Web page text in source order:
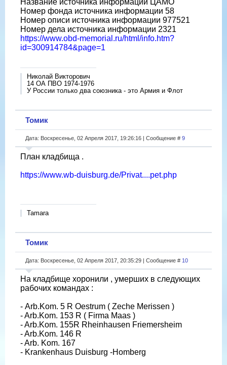
Название источника информации ЦАМО
Номер фонда источника информации 58
Номер описи источника информации 977521
Номер дела источника информации 2321
https://www.obd-memorial.ru/html/info.htm?
id=300914784&page=1
Николай Викторович
14 ОА ПВО 1974-1976
У России только два союзника - это Армия и Флот
Томик
Дата: Воскресенье, 02 Апреля 2017, 19:26:16 | Сообщение # 9
План кладбища .
https://www.wb-duisburg.de/Privat....pet.php
Tamara
Томик
Дата: Воскресенье, 02 Апреля 2017, 20:35:29 | Сообщение # 10
На кладбище хоронили , умерших в следующих
рабочих командах :
- Arb.Kom. 5 R Oestrum ( Zeche Merissen )
- Arb.Kom. 153 R ( Firma Maas )
- Arb.Kom. 155R Rheinhausen Friemersheim
- Arb.Kom. 146 R
- Arb. Kom. 167
- Krankenhaus Duisburg -Homberg